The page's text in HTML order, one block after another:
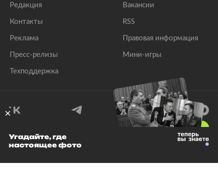
Редакция
Контакты
Реклама
Пресс-релизы
Техподдержка
Вакансии
RSS
Правовая информация
Мини-игры
© 1999–2026 Все права защищены.
Угадайте, где
настоящее фото